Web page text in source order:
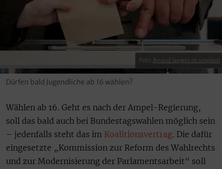
Foto: Arnaud Jaegers on unsplash
Dürfen bald Jugendliche ab 16 wählen?
Wählen ab 16. Geht es nach der Ampel-Regierung,
soll das bald auch bei Bundestagswahlen möglich sein
– jedenfalls steht das im Koalitionsvertrag. Die dafür
eingesetzte „Kommission zur Reform des Wahlrechts
und zur Modernisierung der Parlamentsarbeit“ soll